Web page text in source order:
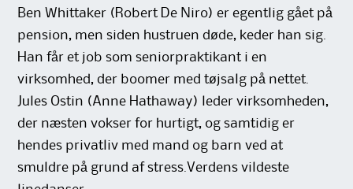
Ben Whittaker (Robert De Niro) er egentlig gået på
pension, men siden hustruen døde, keder han sig.
Han får et job som seniorpraktikant i en
virksomhed, der boomer med tøjsalg på nettet.
Jules Ostin (Anne Hathaway) leder virksomheden,
der næsten vokser for hurtigt, og samtidig er
hendes privatliv med mand og barn ved at
smuldre på grund af stress.Verdens vildeste